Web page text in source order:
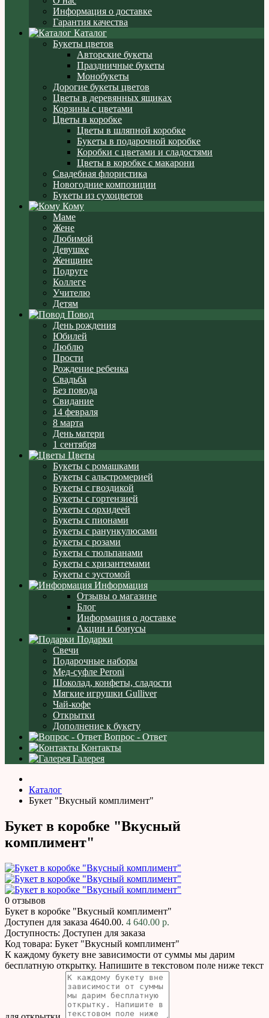
Информация о доставке
Гарантия качества
Каталог
Букеты цветов
Авторские букеты
Праздничные букеты
Монобукеты
Дорогие букеты цветов
Цветы в деревянных ящиках
Корзины с цветами
Цветы в коробке
Цветы в шляпной коробке
Букеты в подарочной коробке
Коробки с цветами и сладостями
Цветы в коробке с макарони
Свадебная флористика
Новогодние композиции
Букеты из сухоцветов
Кому
Маме
Жене
Любимой
Девушке
Женщине
Подруге
Коллеге
Учителю
Детям
Повод
День рождения
Юбилей
Люблю
Прости
Рождение ребенка
Свадьба
Без повода
Свидание
14 февраля
8 марта
День матери
1 сентября
Цветы
Букеты с ромашками
Букеты с альстромерией
Букеты с гвоздикой
Букеты с гортензией
Букеты с орхидеей
Букеты с пионами
Букеты с ранункулюсами
Букеты с розами
Букеты с тюльпанами
Букеты с хризантемами
Букеты с эустомой
Информация
Отзывы о магазине
Блог
Информация о доставке
Акции и бонусы
Подарки
Свечи
Подарочные наборы
Мед-суфле Peroni
Шоколад, конфеты, сладости
Мягкие игрушки Gulliver
Чай-кофе
Открытки
Дополнение к букету
Вопрос - Ответ
Контакты
Галерея
Каталог
Букет "Вкусный комплимент"
Букет в коробке "Вкусный
комплимент"
0 отзывов
Букет в коробке "Вкусный комплимент"
Доступен для заказа 4640.00. 4 640.00 р.
Доступность: Доступен для заказа
Код товара: Букет "Вкусный комплимент"
К каждому букету вне зависимости от суммы мы дарим
бесплатную открытку. Напишите в текстовом поле ниже текст